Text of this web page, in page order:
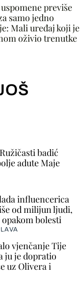
previše
samo jedno
Mali uređaj koji je
oživio trenutke
badić
adute Maje
influencerica
od milijun ljudi,
bolesti
vjenčanje Tije
ju je dopratio
uz Olivera i